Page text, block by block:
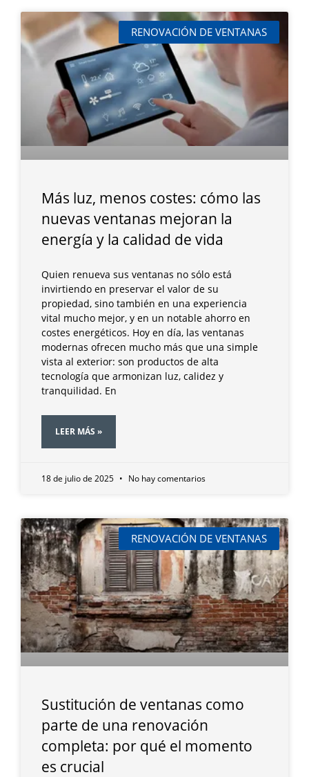
RENOVACIÓN DE VENTANAS
Más luz, menos costes: cómo las
nuevas ventanas mejoran la
energía y la calidad de vida
Quien renueva sus ventanas no sólo está
invirtiendo en preservar el valor de su
propiedad, sino también en una experiencia
vital mucho mejor, y en un notable ahorro en
costes energéticos. Hoy en día, las ventanas
modernas ofrecen mucho más que una simple
vista al exterior: son productos de alta
tecnología que armonizan luz, calidez y
tranquilidad. En
LEER MÁS »
18 de julio de 2025 No hay comentarios
RENOVACIÓN DE VENTANAS
Sustitución de ventanas como
parte de una renovación
completa: por qué el momento
es crucial